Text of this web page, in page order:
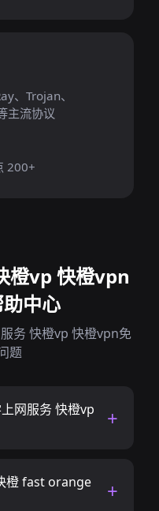
、Trojan、
主流协议
200+
橙vp 快橙vpn
中心
务 快橙vp 快橙vpn免
题
网服务 快橙vp
橙 fast orange